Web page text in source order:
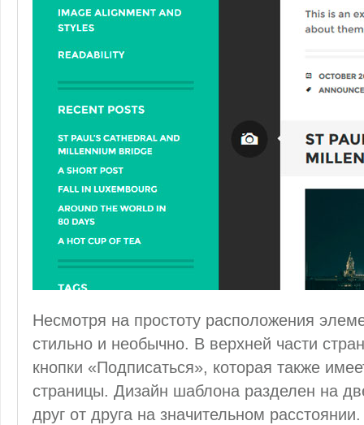
Несмотря на простоту расположения
стильно и необычно. В верхней части
кнопки «Подписаться», которая также
страницы. Дизайн шаблона разделен на
друг от друга на значительном